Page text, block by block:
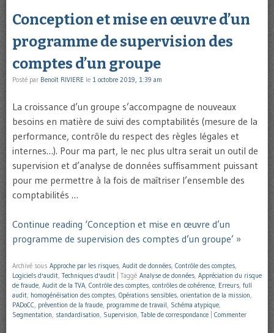
Conception et mise en œuvre d’un
programme de supervision des
comptes d’un groupe
Posté par Benoît RIVIERE le 1 octobre 2019, 1:39 am
La croissance d’un groupe s’accompagne de nouveaux
besoins en matière de suivi des comptabilités (mesure de la
performance, contrôle du respect des règles légales et
internes…). Pour ma part, le nec plus ultra serait un outil de
supervision et d’analyse de données suffisamment puissant
pour me permettre à la fois de maîtriser l’ensemble des
comptabilités …
Continue reading ‘Conception et mise en œuvre d’un
programme de supervision des comptes d’un groupe’ »
Archivé sous Approche par les risques Audit de données Contrôle des comptes
Logiciels d'audit Techniques d'audit Taggé Analyse de données Appréciation du risque
de fraude Audit de la TVA Contrôle des comptes contrôles de cohérence Erreurs full
audit homogénéisation des comptes Opérations sensibles orientation de la mission
PADoCC prévention de la fraude programme de travail Schéma atypique
Segmentation standardisation Supervision Table de correspondance Commenter